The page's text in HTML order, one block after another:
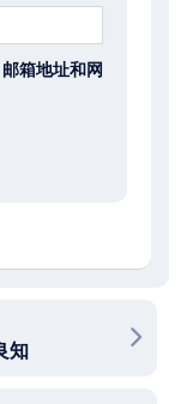
箱地址和网
知